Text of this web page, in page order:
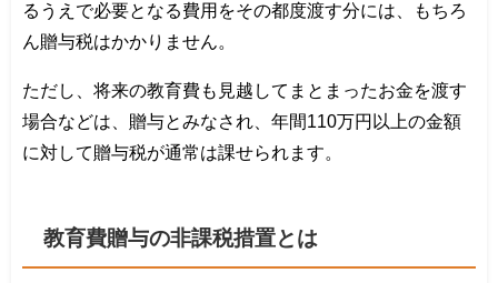
るうえで必要となる費用をその都度渡す分には、もちろ
ん贈与税はかかりません。
ただし、将来の教育費も見越してまとまったお金を渡す
場合などは、贈与とみなされ、年間110万円以上の金額
に対して贈与税が通常は課せられます。
教育費贈与の非課税措置とは